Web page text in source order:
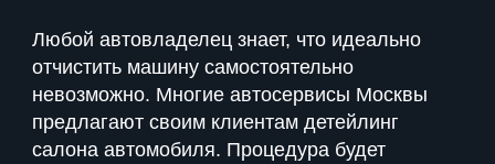
Любой автовладелец знает, что идеально
отчистить машину самостоятельно
невозможно. Многие автосервисы Москвы
предлагают своим клиентам детейлинг
салона автомобиля. Процедура будет